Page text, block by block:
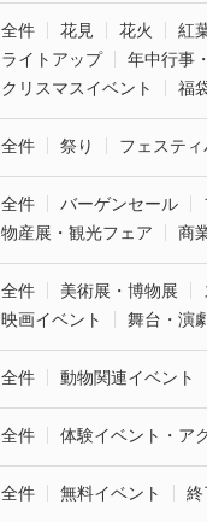
全件 花見 花火 紅
ライトアップ
年中行事
クリスマスイベント
福
全件 祭り フェステ
全件 バーゲンセール
物産展・観光フェア
商
全件 美術展・博物展
映画イベント
舞台・演劇
全件 動物関連イベント
全件 体験イベント・ア
全件 無料イベント 終